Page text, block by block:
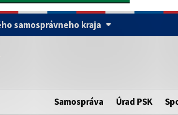
samosprávneho kraja
Prešovského samosprávneho kraja.
Samospráva Úrad PSK